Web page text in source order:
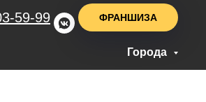
59-99 ФРАНШИЗА
Города